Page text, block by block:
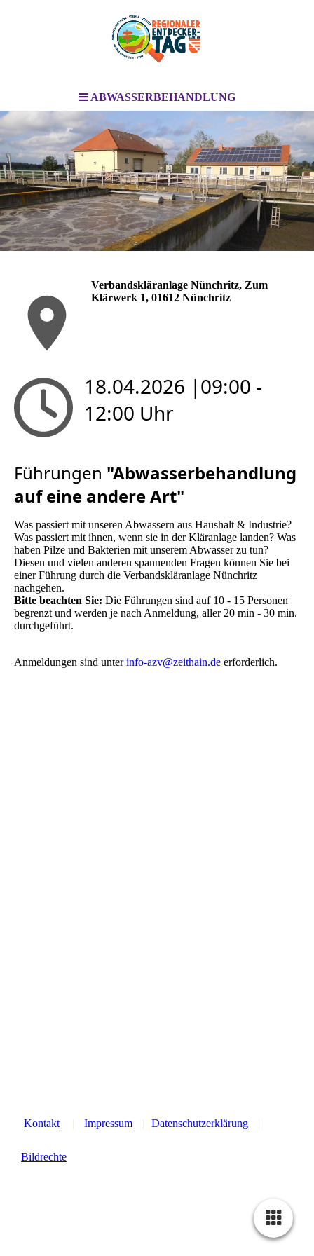
ABWASSERBEHANDLUNG
Verbandskläranlage Nünchritz, Zum
Klärwerk 1, 01612 Nünchritz
18.04.2026 |09:00 -
12:00 Uhr
Führungen "Abwasserbehandlung
auf eine andere Art"
Was passiert mit unseren Abwassern aus Haushalt & Industrie?
Was passiert mit ihnen, wenn sie in der Kläranlage landen? Was
haben Pilze und Bakterien mit unserem Abwasser zu tun?
Diesen und vielen anderen spannenden Fragen können Sie bei
einer Führung durch die Verbandskläranlage Nünchritz
nachgehen.
Bitte beachten Sie: Die Führungen sind auf 10 - 15 Personen
begrenzt und werden je nach Anmeldung, aller 20 min - 30 min.
durchgeführt.
Anmeldungen sind unterinfo-azv@zeithain.de erforderlich.
Kontakt | Impressum | Datenschutzerklärung |
Bildrechte